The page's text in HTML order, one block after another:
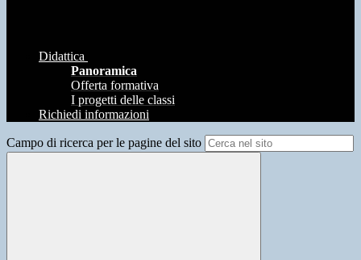
Didattica
Panoramica
Offerta formativa
I progetti delle classi
Richiedi informazioni
Campo di ricerca per le pagine del sito